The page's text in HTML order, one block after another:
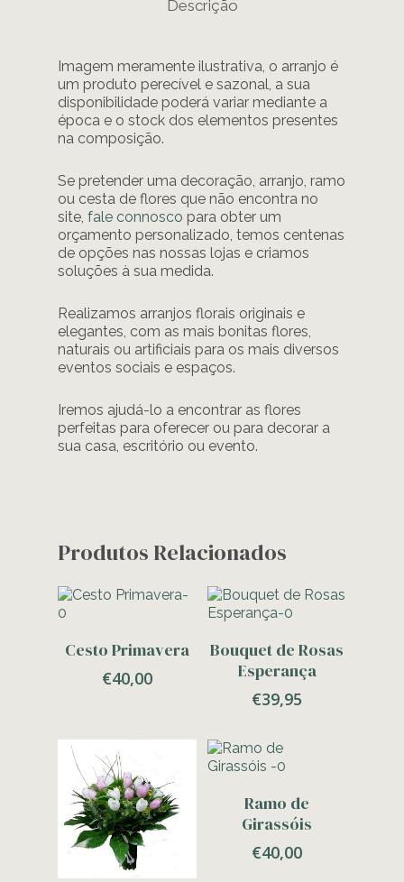
Descrição
Imagem meramente ilustrativa, o arranjo é
um produto perecível e sazonal, a sua
disponibilidade poderá variar mediante a
época e o stock dos elementos presentes
na composição.
Se pretender uma decoração, arranjo, ramo
ou cesta de flores que não encontra no
site, fale connosco para obter um
orçamento personalizado, temos centenas
de opções nas nossas lojas e criamos
soluções à sua medida.
Realizamos arranjos florais originais e
elegantes, com as mais bonitas flores,
naturais ou artificiais para os mais diversos
eventos sociais e espaços.
Iremos ajudá-lo a encontrar as flores
perfeitas para oferecer ou para decorar a
sua casa, escritório ou evento.
Produtos Relacionados
Cesto Primavera
€40,00
Bouquet de Rosas
Esperança
€39,95
Ramo de
Girassóis
€40,00